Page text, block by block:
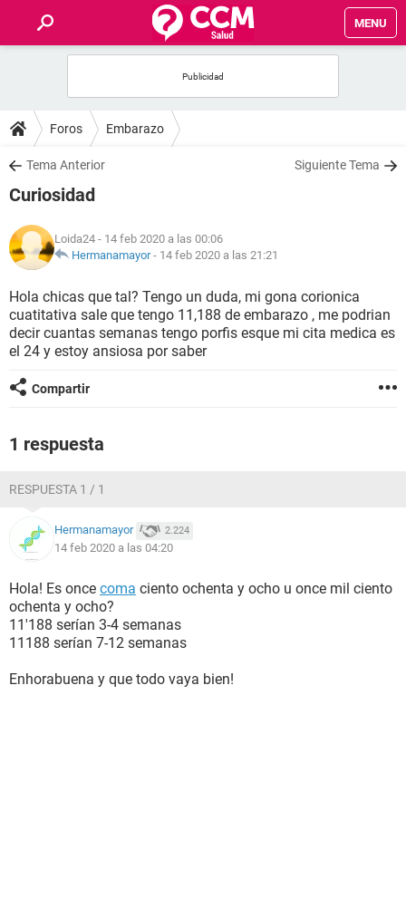
MENU
FOROS
SALUD
NUTRICIÓN
BIENESTAR
SEXUALIDAD
GLOSARIO
Foros Embarazo
Tema Anterior Siguiente Tema
Curiosidad
Loida24 - 14 feb 2020 a las 00:06
Hermanamayor- 14 feb 2020 a las 21:21
Hola chicas que tal? Tengo un duda, mi gona corionica
cuatitativa sale que tengo 11,188 de embarazo , me podrian
decir cuantas semanas tengo porfis esque mi cita medica es
el 24 y estoy ansiosa por saber
Compartir
1 respuesta
RESPUESTA 1 / 1
Hermanamayor 2.224
14 feb 2020 a las 04:20
Hola! Es once coma ciento ochenta y ocho u once mil ciento
ochenta y ocho?
11'188 serían 3-4 semanas
11188 serían 7-12 semanas
Enhorabuena y que todo vaya bien!